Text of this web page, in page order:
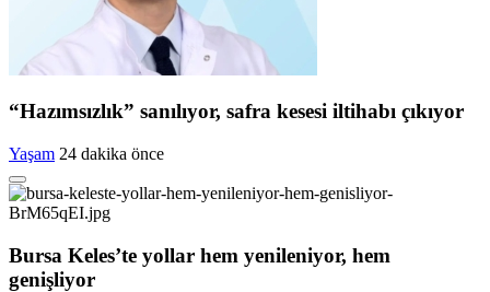
“Hazımsızlık” sanılıyor, safra kesesi iltihabı çıkıyor
Yaşam 24 dakika önce
Bursa Keles’te yollar hem yenileniyor, hem
genişliyor